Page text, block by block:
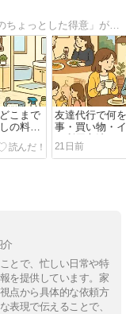
「誰かのちょっとした困った」と「誰かのちょっとした得意」が、いい具合に噛み合って、お互いの暮らしをちょっとだけ豊かにする。そんな、なんかいい感じの社会の仕組みを、もっと気軽に、もっと身近に。
こまで
の料金
友達代行で何
事・買い物・
の利用方法
21日前
介
とで、忙しい日常や特
を提供しています。家
点から具体的な依頼方
表現で伝えることで、